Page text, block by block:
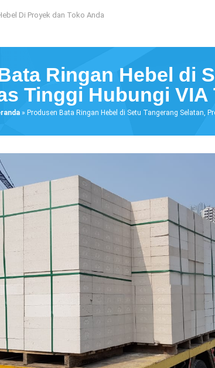
Di Proyek dan Toko Anda
Ringan Hebel di
Tinggi Hubungi VIA
» Produsen Bata Ringan Hebel di Setu Tangerang Selatan,